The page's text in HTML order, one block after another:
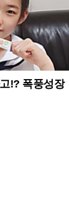
!? 폭풍성장